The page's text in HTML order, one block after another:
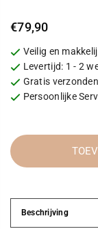
Standaarprijs
€79,90
Veilig en
Levertijd: 1 - 2
Gratis
Persoonlijke
Beschrijving